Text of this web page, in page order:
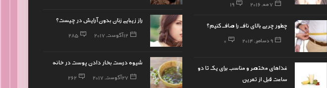
راز زیبایی زنان بدون آرایش در چیست؟
12 آگوست, 2017 285
شیوه درست بخار دادن پوست در خانه
27 آگوست, 2017 262
7 مه, 2016 19
چطور چربی بالای ناف را صاف کنیم؟
9 دسامبر, 2014 0
غذاهای مختصر و مناسب برای یک تا دو
ساعت قبل از تمرین